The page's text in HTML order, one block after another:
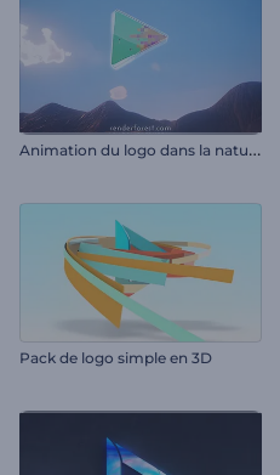
A
nimation du logo dans la nature vivante
Pack de logo simple en 3D